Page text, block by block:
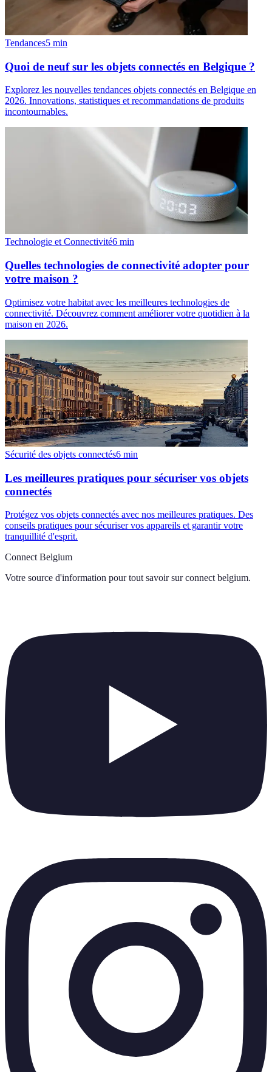
Tendances5 min
Quoi de neuf sur les objets connectés en Belgique ?
Explorez les nouvelles tendances objets connectés en Belgique en
2026. Innovations, statistiques et recommandations de produits
incontournables.
Technologie et Connectivité6 min
Quelles technologies de connectivité adopter pour
votre maison ?
Optimisez votre habitat avec les meilleures technologies de
connectivité. Découvrez comment améliorer votre quotidien à la
maison en 2026.
Sécurité des objets connectés6 min
Les meilleures pratiques pour sécuriser vos objets
connectés
Protégez vos objets connectés avec nos meilleures pratiques. Des
conseils pratiques pour sécuriser vos appareils et garantir votre
tranquillité d'esprit.
Connect Belgium
Votre source d'information pour tout savoir sur connect belgium.